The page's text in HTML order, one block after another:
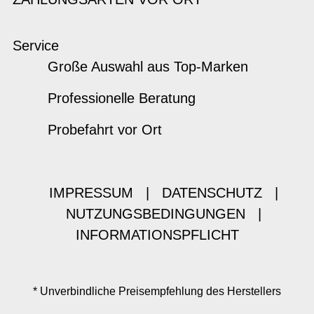
Service
Große Auswahl aus Top-Marken
Professionelle Beratung
Probefahrt vor Ort
IMPRESSUM DATENSCHUTZ
NUTZUNGSBEDINGUNGEN
INFORMATIONSPFLICHT
* Unverbindliche Preisempfehlung des Herstellers